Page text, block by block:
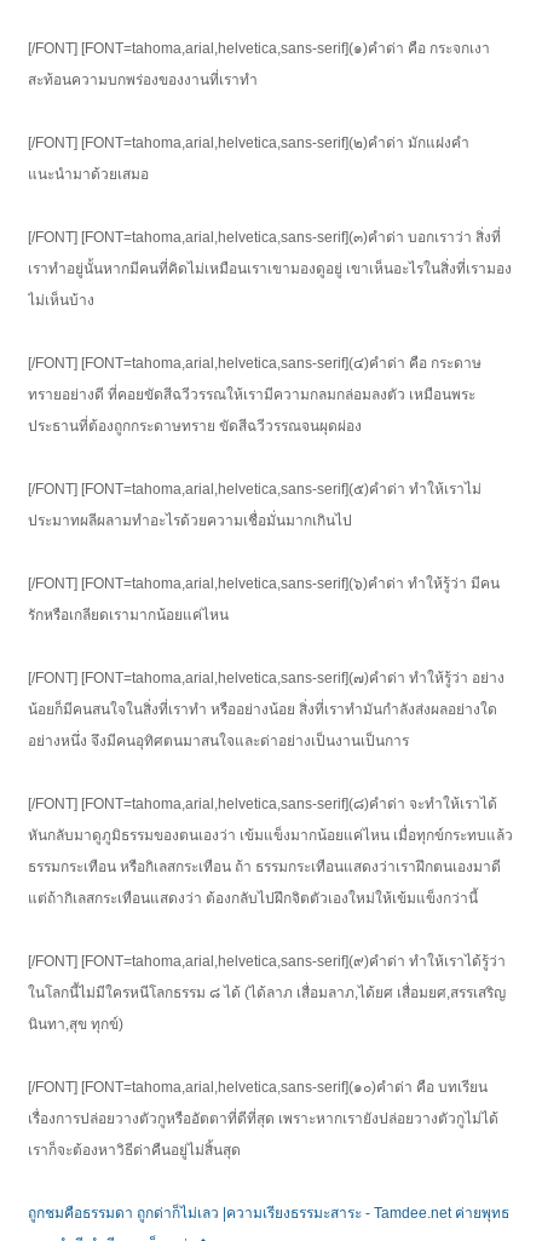
[/FONT] [FONT=tahoma,arial,helvetica,sans-serif](๑)คำด่า คือ กระจกเงา
สะท้อนความบกพร่องของงานที่เราทำ
[/FONT] [FONT=tahoma,arial,helvetica,sans-serif](๒)คำด่า มักแฝงคำ
แนะนำมาด้วยเสมอ
[/FONT] [FONT=tahoma,arial,helvetica,sans-serif](๓)คำด่า บอกเราว่า สิ่งที่
เราทำอยู่นั้นหากมีคนที่คิดไม่เหมือนเราเขามองดูอยู่ เขาเห็นอะไรในสิ่งที่เรามอง
ไม่เห็นบ้าง
[/FONT] [FONT=tahoma,arial,helvetica,sans-serif](๔)คำด่า คือ กระดาษ
ทรายอย่างดี ที่คอยขัดสีฉวีวรรณให้เรามีความกลมกล่อมลงตัว เหมือนพระ
ประธานที่ต้องถูกกระดาษทราย ขัดสีฉวีวรรณจนผุดผ่อง
[/FONT] [FONT=tahoma,arial,helvetica,sans-serif](๕)คำด่า ทำให้เราไม่
ประมาทผลีผลามทำอะไรด้วยความเชื่อมั่นมากเกินไป
[/FONT] [FONT=tahoma,arial,helvetica,sans-serif](๖)คำด่า ทำให้รู้ว่า มีคน
รักหรือเกลียดเรามากน้อยแค่ไหน
[/FONT] [FONT=tahoma,arial,helvetica,sans-serif](๗)คำด่า ทำให้รู้ว่า อย่าง
น้อยก็มีคนสนใจในสิ่งที่เราทำ หรืออย่างน้อย สิ่งที่เราทำมันกำลังส่งผลอย่างใด
อย่างหนึ่ง จึงมีคนอุทิศตนมาสนใจและด่าอย่างเป็นงานเป็นการ
[/FONT] [FONT=tahoma,arial,helvetica,sans-serif](๘)คำด่า จะทำให้เราได้
หันกลับมาดูภูมิธรรมของตนเองว่า เข้มแข็งมากน้อยแค่ไหน เมื่อทุกข์กระทบแล้ว
ธรรมกระเทือน หรือกิเลสกระเทือน ถ้า ธรรมกระเทือนแสดงว่าเราฝึกตนเองมาดี
แต่ถ้ากิเลสกระเทือนแสดงว่า ต้องกลับไปฝึกจิตตัวเองใหม่ให้เข้มแข็งกว่านี้
[/FONT] [FONT=tahoma,arial,helvetica,sans-serif](๙)คำด่า ทำให้เราได้รู้ว่า
ในโลกนี้ไม่มีใครหนีโลกธรรม ๘ ได้ (ได้ลาภ เสื่อมลาภ,ได้ยศ เสื่อมยศ,สรรเสริญ
นินทา,สุข ทุกข์)
[/FONT] [FONT=tahoma,arial,helvetica,sans-serif](๑๐)คำด่า คือ บทเรียน
เรื่องการปล่อยวางตัวกูหรืออัตตาที่ดีที่สุด เพราะหากเรายังปล่อยวางตัวกูไม่ได้
เราก็จะต้องหาวิธีด่าคืนอยู่ไม่สิ้นสุด
ถูกชมคือธรรมดา ถูกด่าก็ไม่เลว |ความเรียงธรรมะสาระ - Tamdee.net ค่ายพุทธ